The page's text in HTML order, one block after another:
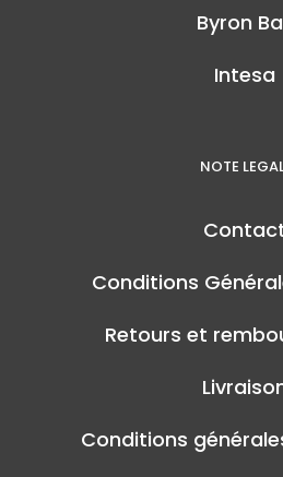
Byron
Intesa
NOTE
Conditions
Retours et
Conditions